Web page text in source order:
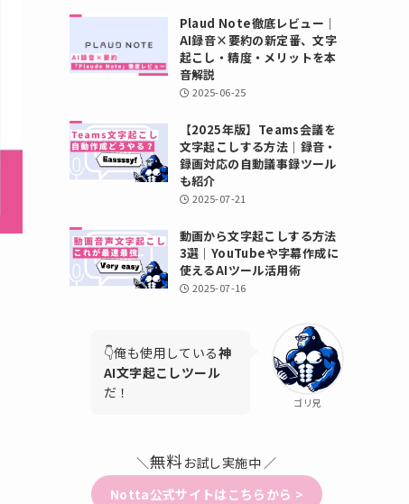
Plaud Note徹底レビュー｜
AI録音×要約の新定番、文字
起こし・精度・メリットを本
音解説
2025-06-25
【2025年版】Teams会議を
文字起こしする方法｜録音・
録画対応の自動議事録ツール
も紹介
2025-07-21
動画から文字起こしする方法
3選｜YouTubeや字幕作成に
使えるAIツール活用術
2025-07-16
ゴリ兄
👇️俺も使用している神
AI文字起こしツール
だ！
＼無料お試し実施中 ／
Notta公式サイトはこちらから >